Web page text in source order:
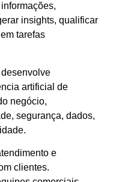
insights, qualificar
tarefas
desenvolve
artificial de
negócio,
segurança, dados,
e
clientes.